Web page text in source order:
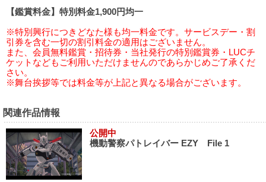
【鑑賞料金】特別料金1,900円均一
※特別興行につきどなた様も均一料金です。サービスデー・割
引券を含む一切の割引料金の適用はございません。
また、会員無料鑑賞・招待券・当社発行の特別鑑賞券・LUCチ
ケットなどもご利用いただけませんのであらかじめご了承くだ
さい。
※舞台挨拶等では料金等が上記と異なる場合がございます。
関連作品情報
公開中
機動警察パトレイバー EZY File 1